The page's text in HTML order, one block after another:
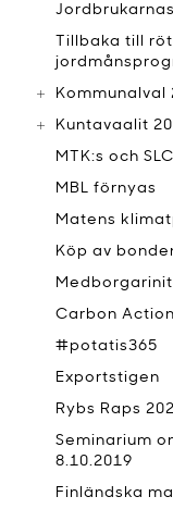
Tillbaka till
Kommunalval
Kuntavaalit
MTK:s och
MBL förnyas
Matens
Köp av
Carbon
#potatis365
Exportstigen
Rybs Raps
Seminarium
8.10.2019
Finländska